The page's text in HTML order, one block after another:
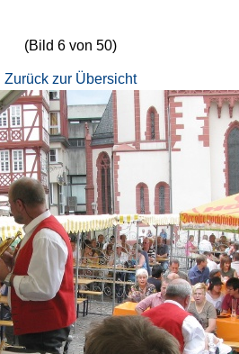
(Bild 6 von 50)
Zurück zur Übersicht